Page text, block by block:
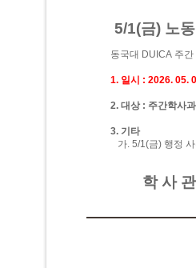
5/1(금) 노
동국대 DUICA 주
1. 일시 : 2026. 05.
2. 대상 : 주간학사
3. 기타
가. 5/1(금) 행정
학 사 관